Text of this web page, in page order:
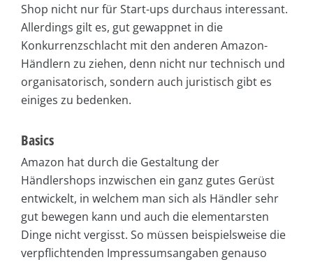
Shop nicht nur für Start-ups durchaus interessant.
Allerdings gilt es, gut gewappnet in die
Konkurrenzschlacht mit den anderen Amazon-
Händlern zu ziehen, denn nicht nur technisch und
organisatorisch, sondern auch juristisch gibt es
einiges zu bedenken.
Basics
Amazon hat durch die Gestaltung der
Händlershops inzwischen ein ganz gutes Gerüst
entwickelt, in welchem man sich als Händler sehr
gut bewegen kann und auch die elementarsten
Dinge nicht vergisst. So müssen beispielsweise die
verpflichtenden Impressumsangaben genauso